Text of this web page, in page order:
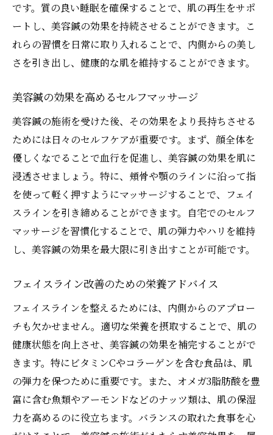
です。質の良い睡眠を確保することで、肌の再生をサポ
ートし、美容鍼の効果を持続させることができます。こ
れらの習慣を日常に取り入れることで、内側からの美し
さを引き出し、健康的な肌を維持することができます。
美容鍼の効果を高めるセルフマッサージ
美容鍼の施術を受けた後、その効果をより長持ちさせる
ためには日々のセルフケアが重要です。まず、顔全体を
優しくなでることで血行を促進し、美容鍼の効果を肌に
浸透させましょう。特に、頬骨や顎のラインに沿って指
を使って軽く押すようにマッサージすることで、フェイ
スラインを引き締めることができます。自宅でのセルフ
マッサージを習慣化することで、肌の弾力やハリを維持
し、美容鍼の効果を最大限に引き出すことが可能です。
フェイスライン改善のための栄養アドバイス
フェイスラインを整えるためには、内側からのアプロー
チも欠かせません。適切な栄養を摂取することで、肌の
健康状態を向上させ、美容鍼の効果を補完することがで
きます。特にビタミンCやコラーゲンを含む食品は、肌
の弾力を保つために重要です。また、オメガ3脂肪酸を豊
富に含む魚類やアーモンドなどのナッツ類は、肌の保湿
力を高めるのに役立ちます。バランスの取れた食事を心